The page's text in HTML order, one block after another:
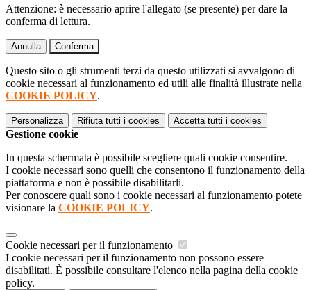
Attenzione: è necessario aprire l'allegato (se presente) per dare la
conferma di lettura.
Annulla Conferma
Questo sito o gli strumenti terzi da questo utilizzati si avvalgono di
cookie necessari al funzionamento ed utili alle finalità illustrate nella
COOKIE POLICY.
Personalizza Rifiuta tutti i cookies Accetta tutti i cookies
Gestione cookie
In questa schermata è possibile scegliere quali cookie consentire.
I cookie necessari sono quelli che consentono il funzionamento della
piattaforma e non è possibile disabilitarli.
Per conoscere quali sono i cookie necessari al funzionamento potete
visionare la COOKIE POLICY.
Cookie necessari per il funzionamento
I cookie necessari per il funzionamento non possono essere
disabilitati. È possibile consultare l'elenco nella pagina della cookie
policy.